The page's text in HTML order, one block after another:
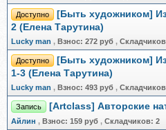
Доступно
[Быть художником]
2 (Елена Тарутина)
Lucky man , Взнос: 272 руб ,
Доступно
[Быть художником]
1-3 (Елена Тарутина)
Lucky man , Взнос: 493 руб ,
Запись [Artclass] Авторские
Айлин , Взнос: 159 руб , Складчиков: 2